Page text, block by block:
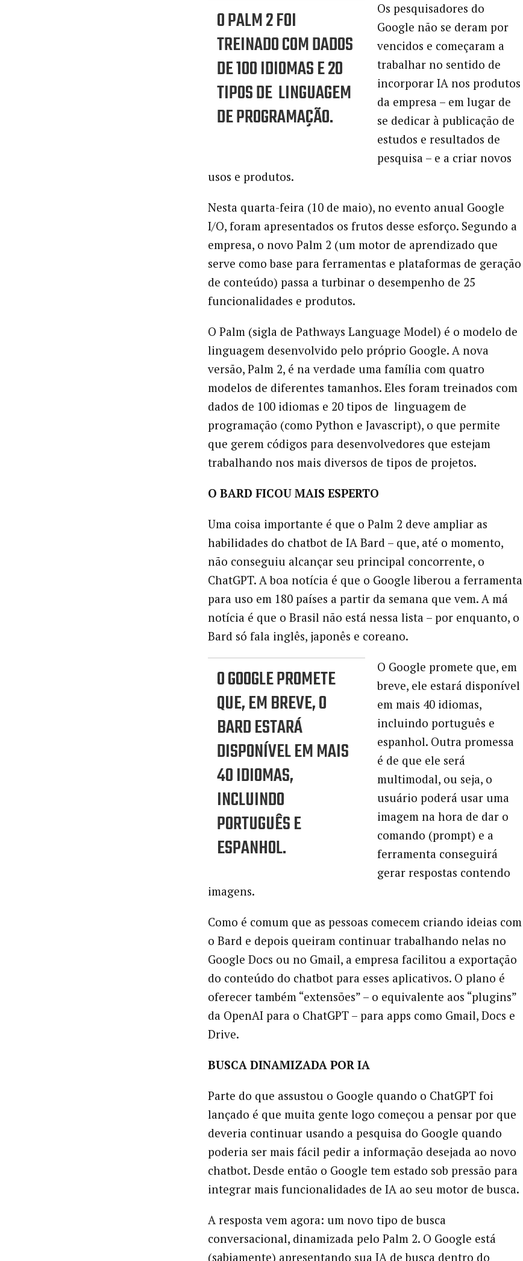
O PALM 2 FOI
TREINADO COM DADOS
DE 100 IDIOMAS E 20
TIPOS DE LINGUAGEM
DE PROGRAMAÇÃO.
Os pesquisadores do
Google não se deram por
vencidos e começaram a
trabalhar no sentido de
incorporar IA nos produtos
da empresa – em lugar de
se dedicar à publicação de
estudos e resultados de
pesquisa – e a criar novos
usos e produtos.
Nesta quarta-feira (10 de maio), no evento anual Google
I/O, foram apresentados os frutos desse esforço. Segundo a
empresa, o novo Palm 2 (um motor de aprendizado que
serve como base para ferramentas e plataformas de geração
de conteúdo) passa a turbinar o desempenho de 25
funcionalidades e produtos.
O Palm (sigla de Pathways Language Model) é o modelo de
linguagem desenvolvido pelo próprio Google. A nova
versão, Palm 2, é na verdade uma família com quatro
modelos de diferentes tamanhos. Eles foram treinados com
dados de 100 idiomas e 20 tipos de linguagem de
programação (como Python e Javascript), o que permite
que gerem códigos para desenvolvedores que estejam
trabalhando nos mais diversos de tipos de projetos.
O BARD FICOU MAIS ESPERTO
Uma coisa importante é que o Palm 2 deve ampliar as
habilidades do chatbot de IA Bard – que, até o momento,
não conseguiu alcançar seu principal concorrente, o
ChatGPT. A boa notícia é que o Google liberou a ferramenta
para uso em 180 países a partir da semana que vem. A má
notícia é que o Brasil não está nessa lista – por enquanto, o
Bard só fala inglês, japonês e coreano.
O GOOGLE PROMETE
QUE, EM BREVE, O
BARD ESTARÁ
DISPONÍVEL EM MAIS
40 IDIOMAS,
INCLUINDO
PORTUGUÊS E
ESPANHOL.
O Google promete que, em
breve, ele estará disponível
em mais 40 idiomas,
incluindo português e
espanhol. Outra promessa
é de que ele será
multimodal, ou seja, o
usuário poderá usar uma
imagem na hora de dar o
comando (prompt) e a
ferramenta conseguirá
gerar respostas contendo
imagens.
Como é comum que as pessoas comecem criando ideias com
o Bard e depois queiram continuar trabalhando nelas no
Google Docs ou no Gmail, a empresa facilitou a exportação
do conteúdo do chatbot para esses aplicativos. O plano é
oferecer também “extensões” – o equivalente aos “plugins”
da OpenAI para o ChatGPT – para apps como Gmail, Docs e
Drive.
BUSCA DINAMIZADA POR IA
Parte do que assustou o Google quando o ChatGPT foi
lançado é que muita gente logo começou a pensar por que
deveria continuar usando a pesquisa do Google quando
poderia ser mais fácil pedir a informação desejada ao novo
chatbot. Desde então o Google tem estado sob pressão para
integrar mais funcionalidades de IA ao seu motor de busca.
A resposta vem agora: um novo tipo de busca
conversacional, dinamizada pelo Palm 2. O Google está
(sabiamente) apresentando sua IA de busca dentro do